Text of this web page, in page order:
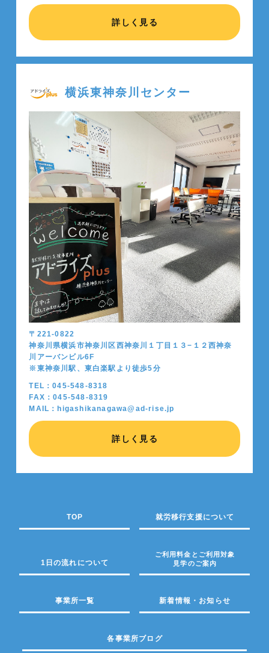
詳しく見る
横浜東神奈川センター
〒221-0822
神奈川県横浜市神奈川区西神奈川１丁目１３−１２西神奈
川アーバンビル6F
※東神奈川駅、東白楽駅より徒歩5分
TEL：045-548-8318
FAX：045-548-8319
MAIL：higashikanagawa@ad-rise.jp
詳しく見る
TOP 就労移行支援について
1日の流れについて
ご利用料金とご利用対象
見学のご案内
事業所一覧 新着情報・お知らせ
各事業所ブログ